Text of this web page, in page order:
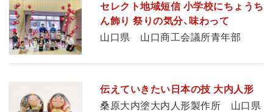
セレクト地域短信 小学校にちょうち
ん飾り 祭りの気分、味わって
山口県 山口商工会議所青年部
伝えていきたい日本の技 大内人形
桑原大内塗大内人形製作所 山口県